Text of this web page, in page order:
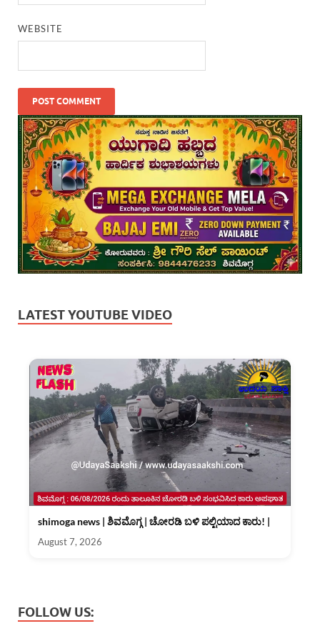
WEBSITE
LATEST YOUTUBE VIDEO
shimoga news | ಶಿವಮೊಗ್ಗ | ಚೋರಡಿ ಬಳಿ ಪಲ್ಟಿಯಾದ ಕಾರು! |
August 7, 2026
FOLLOW US: